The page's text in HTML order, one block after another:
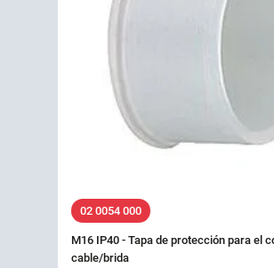
02 0054 000
M16 IP40 - Tapa de protección para el
cable/brida